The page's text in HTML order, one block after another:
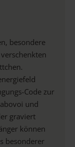
besondere
Code zur
und
graviert
können
besonderer